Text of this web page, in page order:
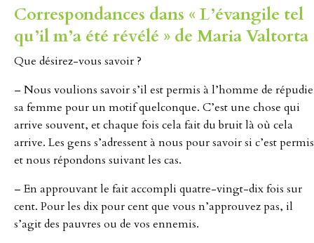
Correspondances dans « L’évangile tel
qu’il m’a été révélé » de Maria Valtorta
Que désirez-vous savoir ?
– Nous voulions savoir s’il est permis à l’homme de
sa femme pour un motif quelconque. C’est une chose qui
arrive souvent, et chaque fois cela fait du bruit là où cela
arrive. Les gens s’adressent à nous pour savoir si c’est permis
et nous répondons suivant les cas.
– En approuvant le fait accompli quatre-vingt-dix fois sur
cent. Pour les dix pour cent que vous n’approuvez pas, il
s’agit des pauvres ou de vos ennemis.